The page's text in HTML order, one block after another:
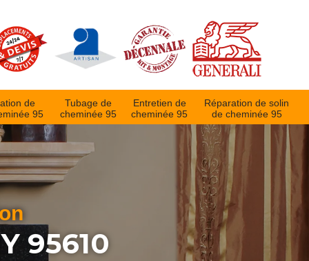
de
95
Tubage de
cheminée 95
Entretien de
cheminée 95
Réparation de solin
de cheminée 95
95610